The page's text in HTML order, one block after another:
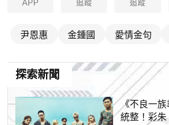
APP 追蹤 追蹤
尹恩惠 金鍾國 愛情金句
探索新聞
《不良一
統整！彩